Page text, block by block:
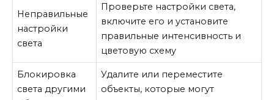
Неправильные
настройки
света
Проверьте настройки света,
включите его и установите
правильные интенсивность и
цветовую схему
Блокировка
света другими
Удалите или переместите
объекты, которые могут